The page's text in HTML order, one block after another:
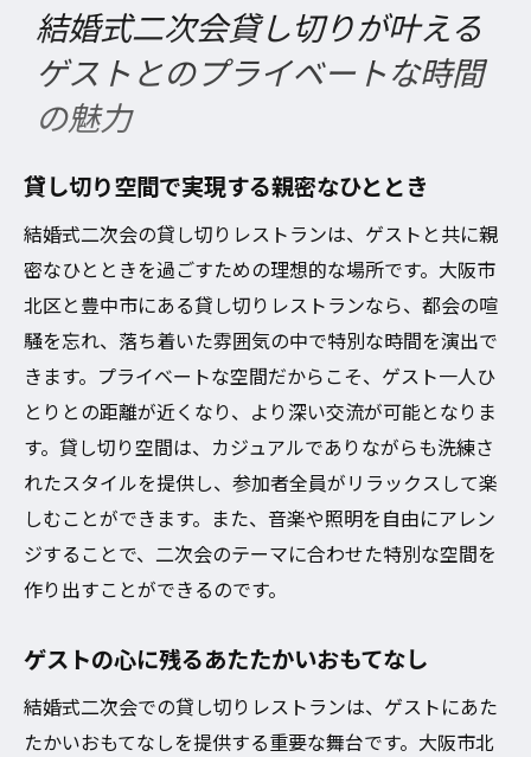
結婚式二次会貸し切りが叶える
ゲストとのプライベートな時間
の魅力
貸し切り空間で実現する親密なひととき
結婚式二次会の貸し切りレストランは、ゲストと共に親
密なひとときを過ごすための理想的な場所です。大阪市
北区と豊中市にある貸し切りレストランなら、都会の喧
騒を忘れ、落ち着いた雰囲気の中で特別な時間を演出で
きます。プライベートな空間だからこそ、ゲスト一人ひ
とりとの距離が近くなり、より深い交流が可能となりま
す。貸し切り空間は、カジュアルでありながらも洗練さ
れたスタイルを提供し、参加者全員がリラックスして楽
しむことができます。また、音楽や照明を自由にアレン
ジすることで、二次会のテーマに合わせた特別な空間を
作り出すことができるのです。
ゲストの心に残るあたたかいおもてなし
結婚式二次会での貸し切りレストランは、ゲストにあた
たかいおもてなしを提供する重要な舞台です。大阪市北